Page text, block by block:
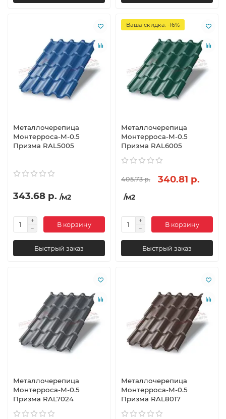
Металлочерепица
Монтерроса-M-0.5
Призма RAL5005
343.68 р. /м2
В корзину
Быстрый заказ
Ваша скидка: -16%
Металлочерепица
Монтерроса-M-0.5
Призма RAL6005
405.73 р. 340.81 р.
/м2
В корзину
Быстрый заказ
Металлочерепица
Монтерроса-M-0.5
Призма RAL7024
Металлочерепица
Монтерроса-M-0.5
Призма RAL8017